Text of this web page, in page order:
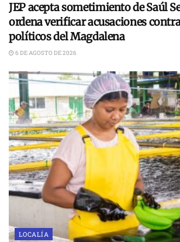
JEP acepta sometimiento de Saúl
ordena verificar acusaciones
políticos del Magdalena
6 DE AGOSTO DE 2026
LOCALÍA